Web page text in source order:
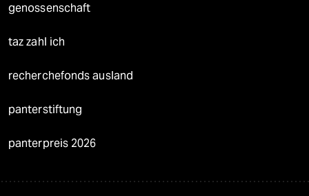
genossenschaft
taz zahl ich
recherchefonds ausland
panterstiftung
panterpreis 2026